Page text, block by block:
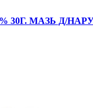
30Г. МАЗЬ Д/